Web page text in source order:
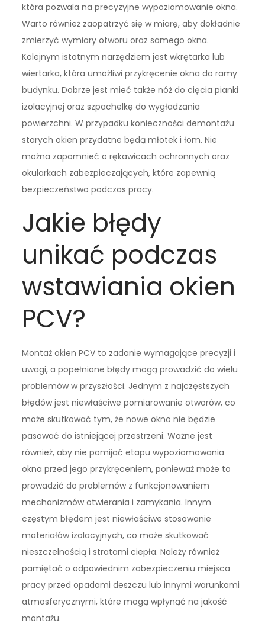
która pozwala na precyzyjne wypoziomowanie okna.
Warto również zaopatrzyć się w miarę, aby dokładnie
zmierzyć wymiary otworu oraz samego okna.
Kolejnym istotnym narzędziem jest wkrętarka lub
wiertarka, która umożliwi przykręcenie okna do ramy
budynku. Dobrze jest mieć także nóż do cięcia pianki
izolacyjnej oraz szpachelkę do wygładzania
powierzchni. W przypadku konieczności demontażu
starych okien przydatne będą młotek i łom. Nie
można zapomnieć o rękawicach ochronnych oraz
okularkach zabezpieczających, które zapewnią
bezpieczeństwo podczas pracy.
Jakie błędy
unikać podczas
wstawiania okien
PCV?
Montaż okien PCV to zadanie wymagające precyzji i
uwagi, a popełnione błędy mogą prowadzić do wielu
problemów w przyszłości. Jednym z najczęstszych
błędów jest niewłaściwe pomiarowanie otworów, co
może skutkować tym, że nowe okno nie będzie
pasować do istniejącej przestrzeni. Ważne jest
również, aby nie pomijać etapu wypoziomowania
okna przed jego przykręceniem, ponieważ może to
prowadzić do problemów z funkcjonowaniem
mechanizmów otwierania i zamykania. Innym
częstym błędem jest niewłaściwe stosowanie
materiałów izolacyjnych, co może skutkować
nieszczelnością i stratami ciepła. Należy również
pamiętać o odpowiednim zabezpieczeniu miejsca
pracy przed opadami deszczu lub innymi warunkami
atmosferycznymi, które mogą wpłynąć na jakość
montażu.